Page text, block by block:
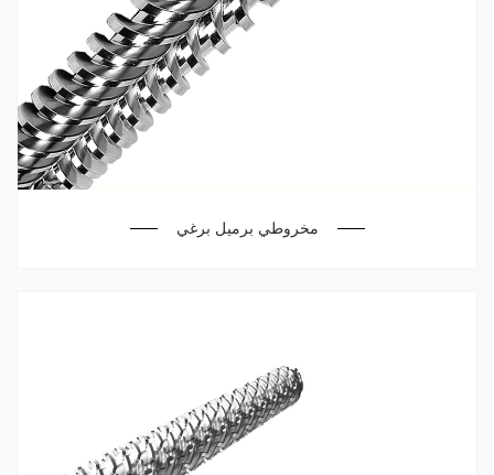
مخروطي برميل برغي